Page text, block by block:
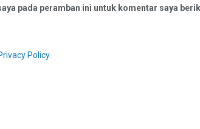
pada peramban ini untuk komentar saya
Policy.